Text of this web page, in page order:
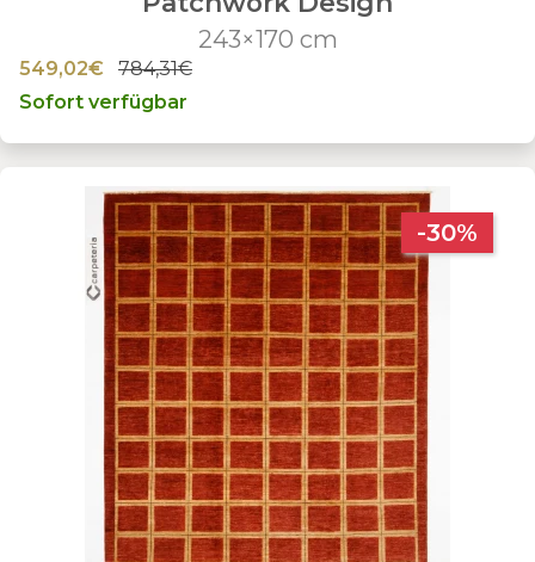
243×170 cm
549,02€
784,31€
Sofort verfügbar
-30%